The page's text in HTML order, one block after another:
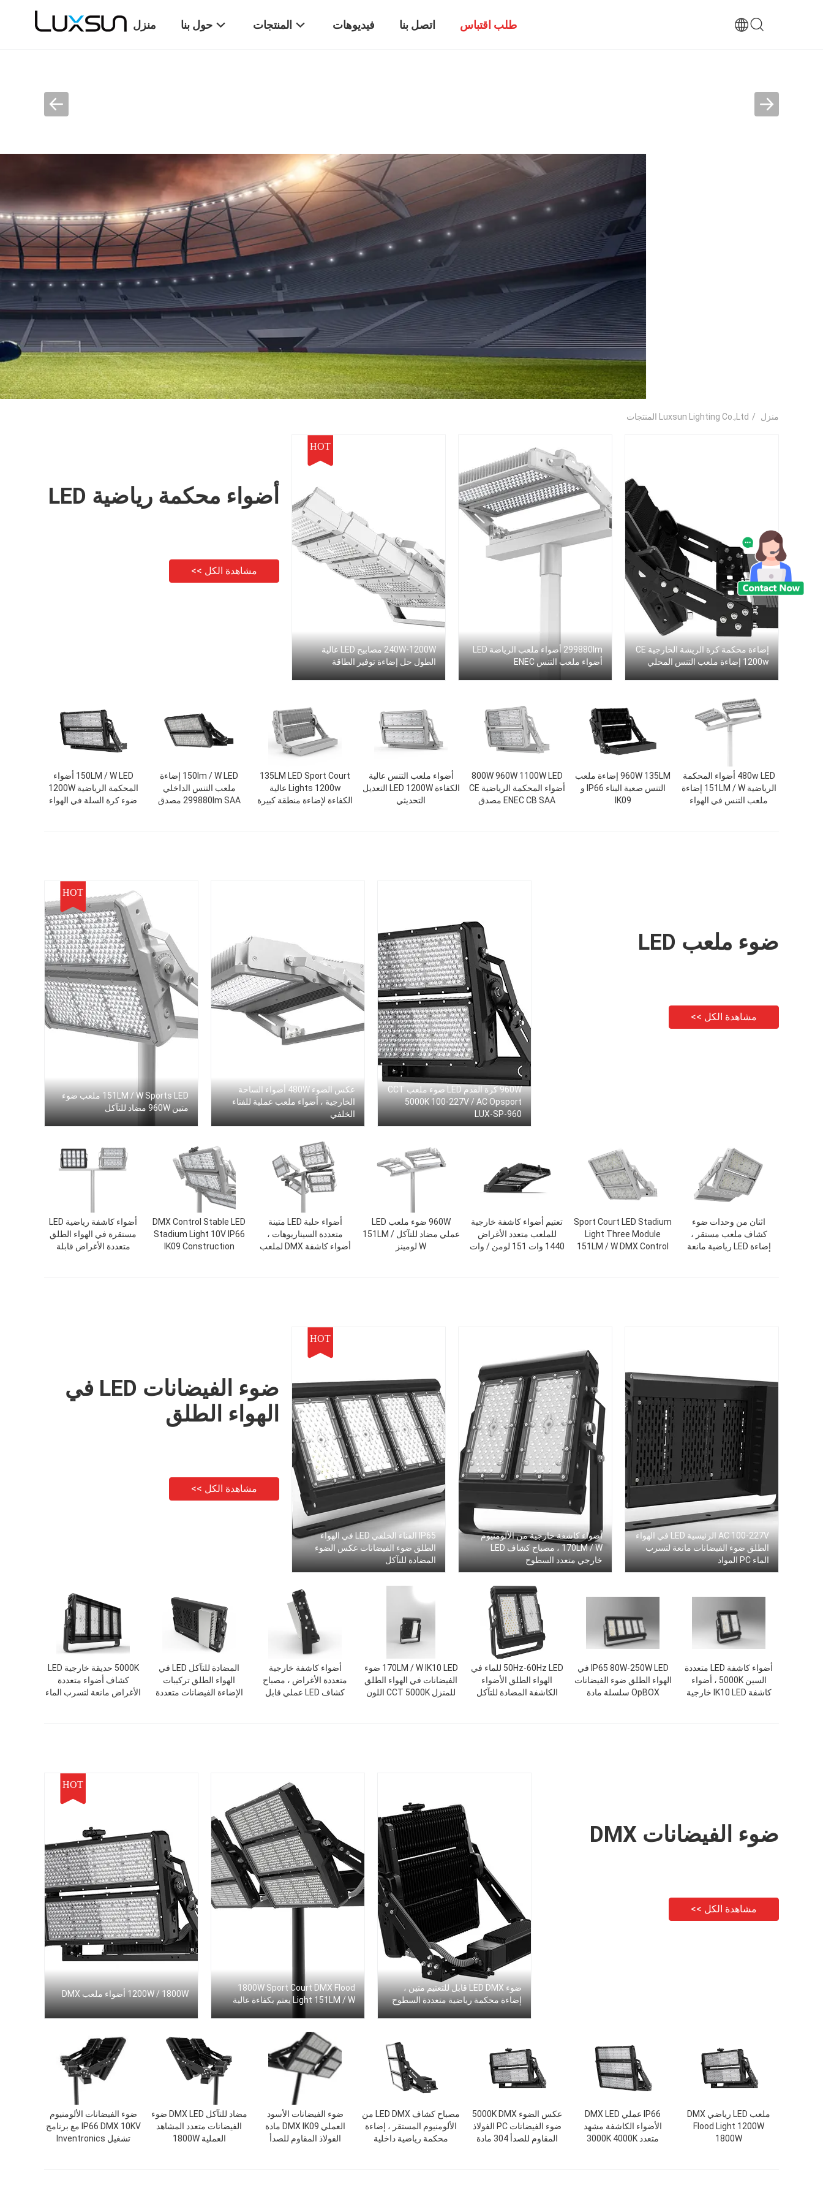
منزل حول بنا المنتجات فيديوهات اتصل بنا طلب اقتباس
منزل / Luxsun Lighting Co.,Ltd المنتجات
أضواء محكمة رياضية LED
مشاهدة الكل >>
HOT
240W-1200W مصابيح LED عالية
الطول حل إضاءة توفير الطاقة
299880lm أضواء ملعب الرياضة LED
أضواء ملعب التنس ENEC
إضاءة محكمة كرة الريشة الخارجية CE
1200w إضاءة ملعب التنس المحلي
150LM / W LED أضواء
المحكمة الرياضية 1200W
ضوء كرة السلة في الهواء
150lm / W LED إضاءة
ملعب التنس الداخلي
299880lm SAA مصدق
135LM LED Sport Court
Lights 1200w عالية
الكفاءة لإضاءة منطقة كبيرة
أضواء ملعب التنس عالية
الكفاءة LED 1200W التعديل
التحديثي
800W 960W 1100W LED
أضواء المحكمة الرياضية CE
ENEC CB SAA مصدق
960W 135LM إضاءة ملعب
التنس صعبة البناء IP66 و
IK09
480w LED أضواء المحكمة
الرياضية 151LM / W إضاءة
ملعب التنس في الهواء
HOT
151LM / W Sports LED ملعب ضوء
متين 960W مضاد للتآكل
عكس الضوء 480W أضواء الساحة
الخارجية ، أضواء ملعب عملية للفناء
الخلفي
960W كرة القدم LED ضوء ملعب CCT
5000K 100-227V / AC Opsport
LUX-SP-960
ضوء ملعب LED
مشاهدة الكل >>
أضواء كاشفة رياضية LED
مستقرة في الهواء الطلق
متعددة الأغراض قابلة
DMX Control Stable LED
Stadium Light 10V IP66
IK09 Construction
أضواء حلبة LED متينة
متعددة السيناريوهات ،
أضواء كاشفة DMX لملعب
960W ضوء ملعب LED
عملي مضاد للتآكل 151LM /
W لومينز
تعتيم أضواء كاشفة خارجية
للملعب متعدد الأغراض
1440 وات 151 لومن / وات
Sport Court LED Stadium
Light Three Module
151LM / W DMX Control
اثنان من وحدات ضوء
كشاف ملعب مستقر ،
إضاءة LED رياضية مانعة
ضوء الفيضانات LED في
الهواء الطلق
مشاهدة الكل >>
HOT
IP65 الفناء الخلفي LED في الهواء
الطلق ضوء الفيضانات عكس الضوء
المضادة للتآكل
أضواء كاشفة خارجية من الألومنيوم
170LM / W ، مصباح كشاف LED
خارجي متعدد السطوح
AC 100-227V الرئيسية LED في الهواء
الطلق ضوء الفيضانات مانعة لتسرب
الماء PC المواد
5000K حديقة خارجية LED
كشاف أضواء متعددة
الأغراض مانعة لتسرب الماء
المضادة للتآكل LED في
الهواء الطلق تركيبات
الإضاءة الفيضانات متعددة
أضواء كاشفة خارجية
متعددة الأغراض ، مصباح
كشاف LED عملي قابل
170LM / W IK10 LED ضوء
الفيضانات في الهواء الطلق
للمنزل CCT 5000K اللون
50Hz-60Hz LED للماء في
الهواء الطلق الأضواء
الكاشفة المضادة للتآكل
IP65 80W-250W LED في
الهواء الطلق ضوء الفيضانات
OpBOX سلسلة مادة
أضواء كاشفة LED متعددة
السين 5000K ، أضواء
كاشفة IK10 LED خارجية
HOT
1200W / 1800W أضواء ملعب DMX
1800W Sport Court DMX Flood
Light 151LM / W يعتم بكفاءة عالية
ضوء LED DMX قابل للتعتيم متين ،
إضاءة محكمة رياضية متعددة السطوح
ضوء الفيضانات DMX
مشاهدة الكل >>
ضوء الفيضانات الألومنيوم
IP66 DMX 10KV مع برنامج
تشغيل Inventronics
مضاد للتآكل DMX LED ضوء
الفيضانات متعدد المشاهد
العملية 1800W
ضوء الفيضانات الأسود
العملي DMX IK09 مادة
الفولاذ المقاوم للصدأ
مصباح كشاف LED DMX من
الألومنيوم المستقر ، إضاءة
محكمة رياضية داخلية
عكس الضوء 5000K DMX
ضوء الفيضانات PC الفولاذ
المقاوم للصدأ 304 مادة
IP66 عملي DMX LED
الأضواء الكاشفة مشهد
متعدد 3000K 4000K
ملعب LED رياضي DMX
Flood Light 1200W
1800W